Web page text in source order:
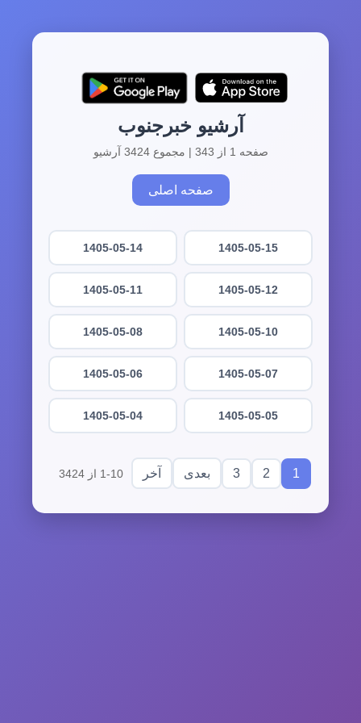
آرشیو خبرجنوب
صفحه 1 از 343 | مجموع 3424 آرشیو
صفحه اصلی
1405-05-15
1405-05-14
1405-05-12
1405-05-11
1405-05-10
1405-05-08
1405-05-07
1405-05-06
1405-05-05
1405-05-04
1
2
3 بعدی آخر 1-10 از 3424